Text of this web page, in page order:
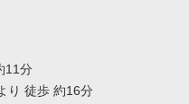
11分
り 徒歩 約16分